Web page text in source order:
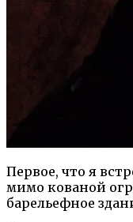
Первое, что я
мимо кованой
барельефное